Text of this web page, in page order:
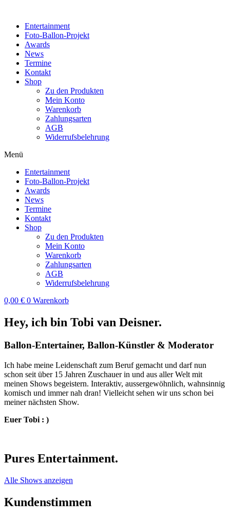
wechselnEntertainment
Foto-Ballon-Projekt
Awards
News
Termine
Kontakt
Shop
Zu den Produkten
Mein Konto
Warenkorb
Zahlungsarten
AGB
Widerrufsbelehrung
Menü
Entertainment
Foto-Ballon-Projekt
Awards
News
Termine
Kontakt
Shop
Zu den Produkten
Mein Konto
Warenkorb
Zahlungsarten
AGB
Widerrufsbelehrung
0,00 € 0 Warenkorb
Hey, ich bin Tobi van Deisner.
Ballon-Entertainer, Ballon-Künstler & Moderator
Ich habe meine Leidenschaft zum Beruf gemacht und darf nun
schon seit über 15 Jahren Zuschauer in und aus aller Welt mit
meinen Shows begeistern. Interaktiv, aussergewöhnlich, wahnsinnig
komisch und immer nah dran! Vielleicht sehen wir uns schon bei
meiner nächsten Show.
Euer Tobi : )
Pures Entertainment.
Alle Shows anzeigen
Kundenstimmen